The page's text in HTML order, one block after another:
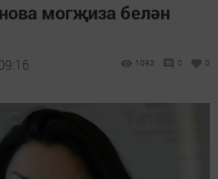
могҗиза белән
1093 0 0